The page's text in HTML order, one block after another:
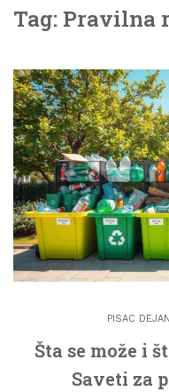
Tag: Pravilna
PISAC DEJAN
Šta se može i
Saveti za